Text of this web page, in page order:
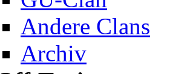
Andere Clans
Archiv